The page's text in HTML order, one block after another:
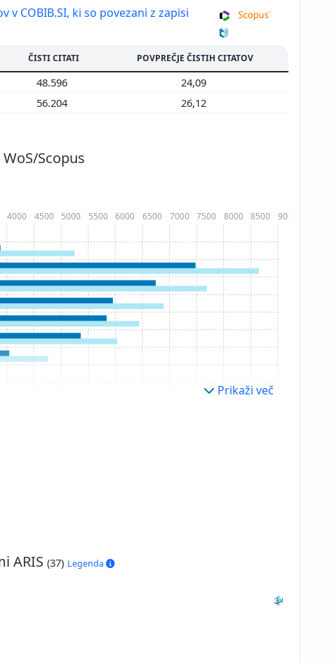
COBIB.SI, ki so povezani z zapisi
ČISTI CITATI POVPREČJE ČISTIH CITATOV
48.596
24,09
56.204 26,12
Scopus
4000 4500 5000 5500 6000 6500 7000 7500 8000 8500 9000
Prikaži več
ARIS(37) Legenda